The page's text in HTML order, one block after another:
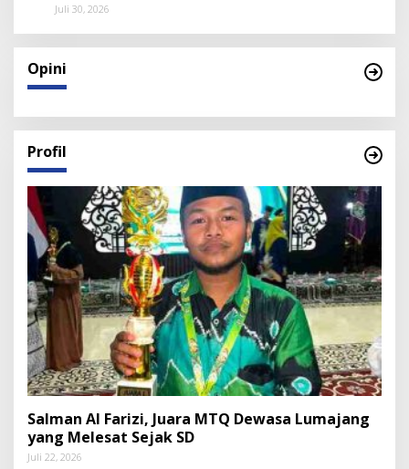
Juli 30, 2026
Opini
Profil
Salman Al Farizi, Juara MTQ Dewasa Lumajang
yang Melesat Sejak SD
Juli 22, 2026